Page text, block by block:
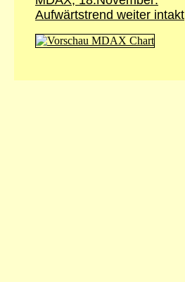
Aufwärtstrend weiter intakt